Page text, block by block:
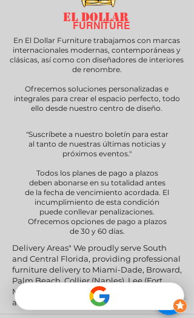
EL DOLLAR
FURNITURE
En El Dollar Furniture trabajamos con marcas
internacionales modernas, contemporáneas y
clásicas, así como con diseñadores de interiores
de renombre.
Ofrecemos soluciones personalizadas e
integrales para crear el espacio perfecto, todo
ello desde nuestro centro de diseño.
"Suscríbete a nuestro boletín para estar
al tanto de nuestras últimas noticias y
próximos eventos."
Todos los planes de pago a plazos
deben abonarse en su totalidad antes
de la fecha de vencimiento acordada. El
incumplimiento de esta condición
puede conllevar penalizaciones.
Ofrecemos opciones de pago a plazos
de 30 y 60 días.
Delivery Areas" We proudly serve South
and Central Florida, providing professional
furniture delivery to Miami-Dade, Broward,
Palm Beach, Collier (Naples), Lee (Fort
Myers), and the Greater Orlando & Tampa
areas.